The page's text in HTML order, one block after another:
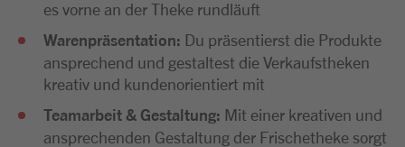
es vorne an der Theke rundläuft
Warenpräsentation: Du präsentierst die Produkte
ansprechend und gestaltest die Verkaufstheken
kreativ und kundenorientiert mit
Teamarbeit & Gestaltung: Mit einer kreativen und
ansprechenden Gestaltung der Frischetheke sorgt